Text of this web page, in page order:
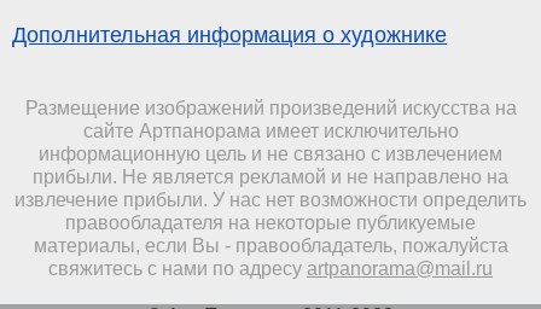
Дополнительная информация о художнике
Размещение изображений произведений искусства на
сайте Артпанорама имеет исключительно
информационную цель и не связано с извлечением
прибыли. Не является рекламой и не направлено на
извлечение прибыли. У нас нет возможности определить
правообладателя на некоторые публикуемые
материалы, если Вы - правообладатель, пожалуйста
свяжитесь с нами по адресу artpanorama@mail.ru